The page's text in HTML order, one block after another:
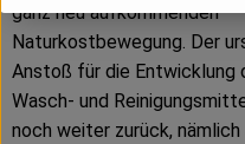
ganz neu aufkommenden
Naturkostbewegung. Der
Anstoß für die Entwicklung
Wasch- und
noch weiter zurück, nämlich